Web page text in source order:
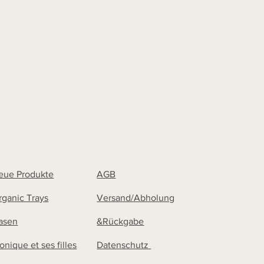
Produkte
Trays
et ses filles
AGB
Versand/Abholung
&Rückgabe
Datenschutz